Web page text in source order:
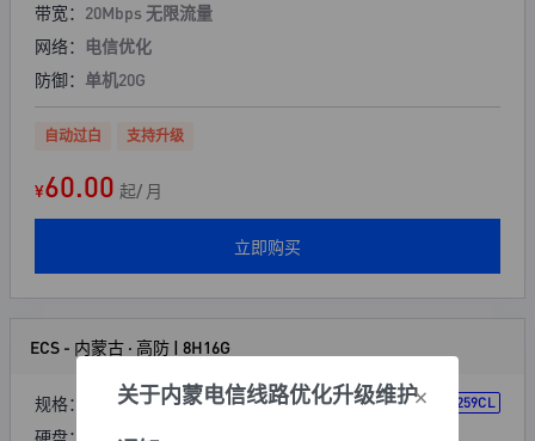
带宽： 20Mbps 无限流量
网络：
电信优化
防御： 单机20G
自动过白 支持升级
¥60.00 起/ 月
立即购买
ECS - 内蒙古 · 高防 | 8H16G
规格： 8核心 16GB Platinum 8259CL
硬盘：
80G SSD数据盘
关于内蒙电信线路优化升级维护×